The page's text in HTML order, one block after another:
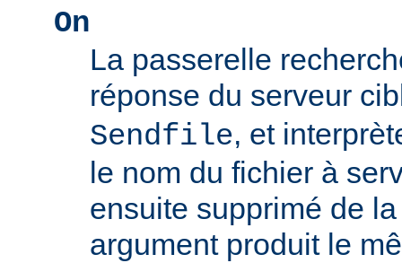
On
La passerelle
réponse du serveur
Sendfile, et
le nom du fichier à
ensuite supprimé de
argument produit le